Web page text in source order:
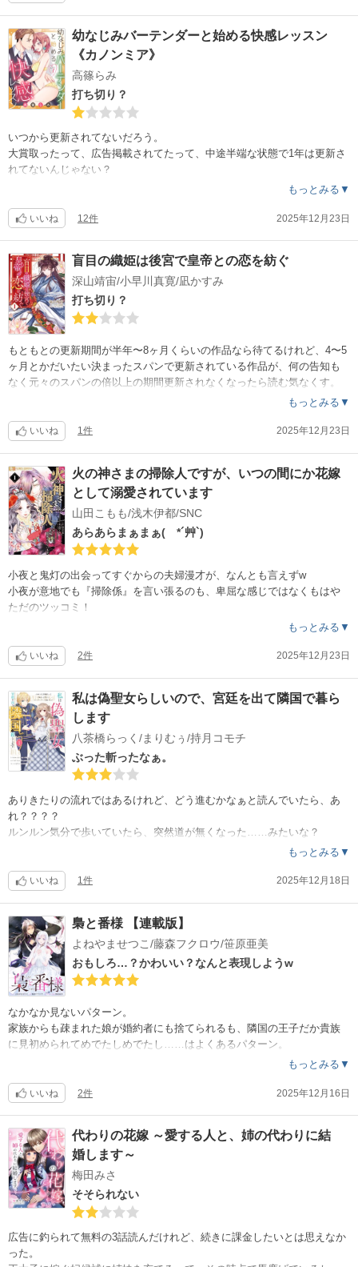
幼なじみバーテンダーと始める快感レッスン
《カノンミア》
高篠らみ
打ち切り？
いつから更新されてないだろう。
大賞取ったって、広告掲載されてたって、中途半端な状態で1年は更新さ
れてないんじゃない？
もっとみる▼
いいね 12件 2025年12月23日
盲目の織姫は後宮で皇帝との恋を紡ぐ
深山靖宙/小早川真寛/凪かすみ
打ち切り？
もともとの更新期間が半年〜8ヶ月くらいの作品なら待てるけれど、4〜5
ヶ月とかだいたい決まったスパンで更新されている作品が、何の告知も
なく元々のスパンの倍以上の期間更新されなくなったら読む気なくす。
マンガ雑誌とかに出してる人は休載する場合とか告知出すだろうに、ウ
とおもうから。作品や読者への愛は感じられない。
もっとみる▼
いいね 1件 2025年12月23日
火の神さまの掃除人ですが、いつの間にか花嫁
として溺愛されています
山田こもも/浅木伊都/SNC
あらあらまぁまぁ( *´艸`)
小夜と鬼灯の出会ってすぐからの夫婦漫才が、なんとも言えずw
小夜が意地でも『掃除係』を言い張るのも、卑屈な感じではなくもはや
ただのツッコミ！
本当の嫁になりたいと伝えるのも『お召を待ってる』という、教育を受
それに比べて、教育を受けた義姉の完成度よwww
子は虐げられ……売られるように評判の悪い異形に嫁がされ……なんて
設定だけ聞くとアルアルのストーリーのようだけど、よく見るその手の
話とは何だか被ってない。主人公が卑屈じゃない。だけど、すっとぼけ
たおバカという訳でもない。設定もツッコミどころ満載な浅いものでは
なくしっかり組み立てられていて、読んでいて心地よい(義姉が出てくる3
巻ほどは胸くそ悪かったけどw)
テンポ良く話が進むからイライラもしない。
広告から来たけど、これまた久しぶりに当たりでした！
残念なのは、帯の結びの描写が少し……ふくら雀もつぶれてお太鼓の部
姫とかも着物をアレンジしたものだから、とても着物の形から柄から勉
強されたんだなぁと。
だけなのが、ワンパターンならぬツーパターンすぎ。せっかく牡丹がい
るんだから、ひだつまみでボタン描いたり、へそつまみで桔梗とか、も
っとアレンジ出来るのに。丸と剣組み合わせると豪華になるよ？
もっとみる▼
いいね 2件 2025年12月23日
私は偽聖女らしいので、宮廷を出て隣国で暮ら
します
八茶橋らっく/まりむぅ/持月コモチ
ぶった斬ったなぁ。
ありきたりの流れではあるけれど、どう進むかなぁと読んでいたら、あ
れ？？？？
ルンルン気分で歩いていたら、突然道が無くなった……みたいな？
タイトル通りと言えばタイトル通り『隣国で幸せに暮らしたのね』なん
追放した張本人の王女のその後とか、ナレ死状態www しっかりキッチ
細かいところ置き去りというか押し入れに詰め込んで片付けて部屋の中
はキレイに見せてる……みたいな。
ちゃんと着地したように見えるけれど、強制シャットダウンしたような
。
何しろ打ち切りには見えないけれど、消化不良。
もっとみる▼
いいね 1件 2025年12月18日
梟と番様 【連載版】
よねやませつこ/藤森フクロウ/笹原亜美
おもしろ…？かわいい？なんと表現しようw
なかなか見ないパターン。
家族からも疎まれた娘が婚約者にも捨てられるも、隣国の王子だか貴族
に見初められてめでたしめでたし……はよくあるパターン。
似てはいるけど王室公認の婚約破棄で、隣国ってもぶっ飛んだ格上の皇
。
バカ』にならずに描かれている。
ヒロインの両親・妹・元婚約者には、あっさりじゃなく盛大にざまぁし
てほしいね。
ところで、輿入れのゴンドラ。ドラゴンご運ぶゴンドラ。まさに『ドラ
ゴンドラ』w(東日本の人でないと通じないかな？)
広告に釣られた作品で久々に当たりかな。
もっとみる▼
いいね 2件 2025年12月16日
代わりの花嫁 ～愛する人と、姉の代わりに結
婚します～
梅田みさ
そそられない
広告に釣られて無料の3話読んだけれど、続きに課金したいとは思えなか
った。